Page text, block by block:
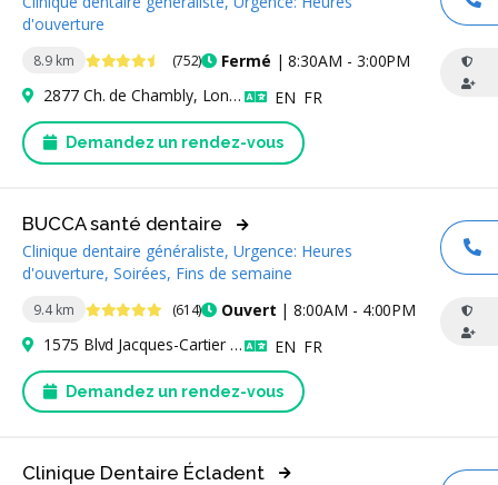
8.9 km 4.6 étoiles (752) Fermé | 8:30AM - 3:00PM
d'ouverture
Demandez un rendez-vous
2877 Ch. de Chambly, Longueuil, QC J4L 1M8, Canada EN Anglais
FR
9.4 km 4.9 étoiles (614) Ouvert | 8:00AM - 4:00PM
BUCCA santé dentaire
Clinique dentaire généraliste, Urgence: Heures
d'ouverture, Soirées, Fins de semaine
Demandez un rendez-vous
1575 Blvd Jacques-Cartier E Bureau 201, Longueuil, QC J4M 2B5, Canada EN Anglais
FR
Clinique Dentaire Écladent